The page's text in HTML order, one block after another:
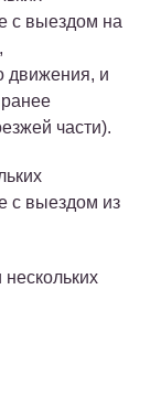
с выездом на
движения, и
части).
с выездом из